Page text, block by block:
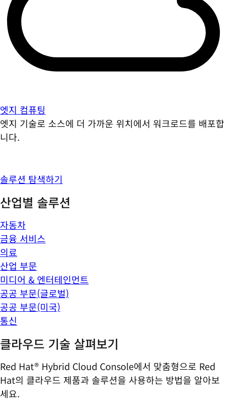
엣지 컴퓨팅
엣지 기술로 소스에 더 가까운 위치에서 워크로드를 배포합
니다.
솔루션 탐색하기
산업별 솔루션
자동차
금융 서비스
의료
산업 부문
미디어 & 엔터테인먼트
공공 부문(글로벌)
공공 부문(미국)
통신
클라우드 기술 살펴보기
Red Hat® Hybrid Cloud Console에서 맞춤형으로 Red
Hat의 클라우드 제품과 솔루션을 사용하는 방법을 알아보
세요.